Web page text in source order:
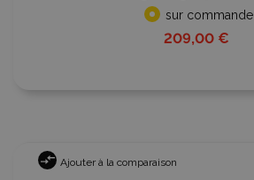
sur commande
209,00 €
Ajouter à la comparaison